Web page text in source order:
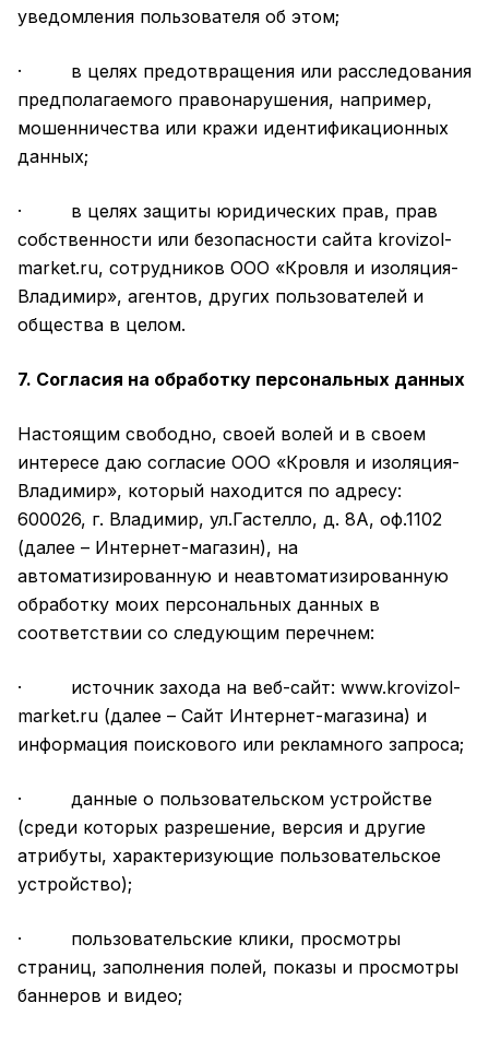
уведомления пользователя об этом;
· в целях предотвращения или расследования
предполагаемого правонарушения, например,
мошенничества или кражи идентификационных
данных;
· в целях защиты юридических прав, прав
собственности или безопасности сайта krovizol-
market.ru, сотрудников ООО «Кровля и изоляция-
Владимир», агентов, других пользователей и
общества в целом.
7. Согласия на обработку персональных данных
Настоящим свободно, своей волей и в своем
интересе даю согласие ООО «Кровля и изоляция-
Владимир», который находится по адресу:
600026, г. Владимир, ул.Гастелло, д. 8А, оф.1102
(далее – Интернет-магазин), на
автоматизированную и неавтоматизированную
обработку моих персональных данных в
соответствии со следующим перечнем:
· источник захода на веб-сайт: www.krovizol-
market.ru (далее – Сайт Интернет-магазина) и
информация поискового или рекламного запроса;
· данные о пользовательском устройстве
(среди которых разрешение, версия и другие
атрибуты, характеризующие пользовательское
устройство);
· пользовательские клики, просмотры
страниц, заполнения полей, показы и просмотры
баннеров и видео;